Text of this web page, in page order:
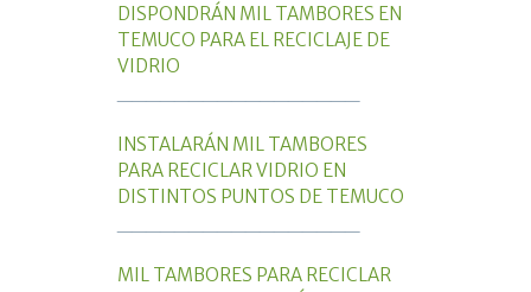
DISPONDRÁN MIL TAMBORES EN
TEMUCO PARA EL RECICLAJE DE
VIDRIO
INSTALARÁN MIL TAMBORES
PARA RECICLAR VIDRIO EN
DISTINTOS PUNTOS DE TEMUCO
MIL TAMBORES PARA RECICLAR